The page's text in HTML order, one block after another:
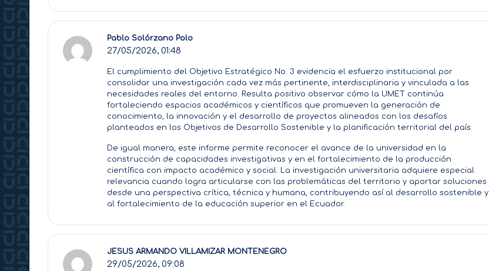
Pablo Solórzano Polo
27/05/2026, 01:48
El cumplimiento del Objetivo Estratégico No. 3 evidencia el esfuerzo institucional por
consolidar una investigación cada vez más pertinente, interdisciplinaria y vinculada a las
necesidades reales del entorno. Resulta positivo observar cómo la UMET continúa
fortaleciendo espacios académicos y científicos que promueven la generación de
conocimiento, la innovación y el desarrollo de proyectos alineados con los desafíos
planteados en los Objetivos de Desarrollo Sostenible y la planificación territorial del país.
De igual manera, este informe permite reconocer el avance de la universidad en la
construcción de capacidades investigativas y en el fortalecimiento de la producción
científica con impacto académico y social. La investigación universitaria adquiere especial
relevancia cuando logra articularse con las problemáticas del territorio y aportar soluciones
desde una perspectiva crítica, técnica y humana, contribuyendo así al desarrollo sostenible y
al fortalecimiento de la educación superior en el Ecuador.
JESUS ARMANDO VILLAMIZAR MONTENEGRO
29/05/2026, 09:08